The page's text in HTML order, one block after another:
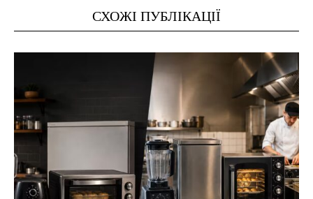
СХОЖІ ПУБЛІКАЦІЇ